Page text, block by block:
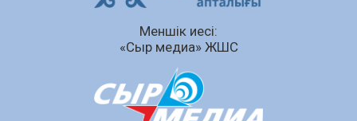
Сыбайлас жемқорлық
Аумақтан тыс соттылық – сот төрелігінің
ашықтығы мен қолжетімділігін арттыру
Меншік иесі:
«Сыр медиа» ЖШС